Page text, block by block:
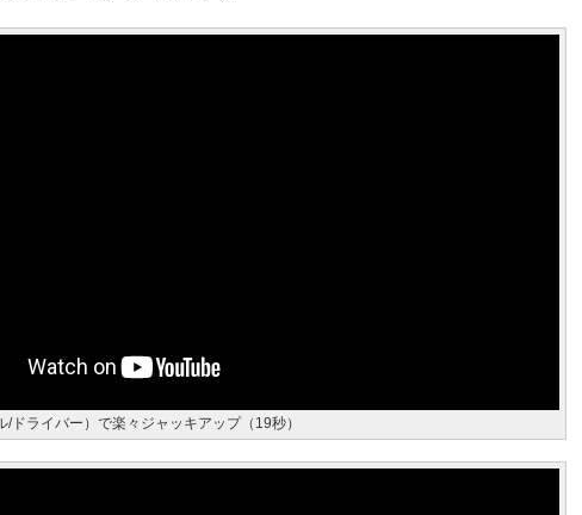
/ドライバー）で楽々ジャッキアップ（19秒）